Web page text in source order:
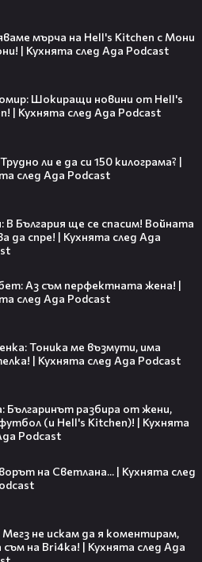
мърча на Hell's Kitchen с Мони
| Кухнята след Ада Podcast
Шокиращи новини от Hell's
| Кухнята след Ада Podcast
ли е да си 150 килограма? |
след Ада Podcast
В България ще се спасим! Войната
да спре! | Кухнята след Ада
Аз съм перфектната жена! |
след Ада Podcast
Тоника ме възмути, има
| Кухнята след Ада Podcast
Българинът разбира от жени,
(и Hell's Kitchen)! | Кухнята
Podcast
на Светлана... | Кухнята след
не искам да я коментирам,
съм на Bri4ka! | Кухнята след Ада
в The Voice Cast: "Правен съм
👀💥
и Warner Bros. за 110
долара!😯💥
ли FIFA милиони на
която разтърси целия
of Thrones“ най-накрая